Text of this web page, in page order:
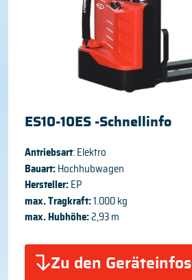
ES10-10ES -Schnellinfo
Antriebsart: Elektro
Bauart: Hochhubwagen
Hersteller: EP
max. Tragkraft:1.000 kg
max. Hubhöhe:2,93 m
Zu den Geräteinfos